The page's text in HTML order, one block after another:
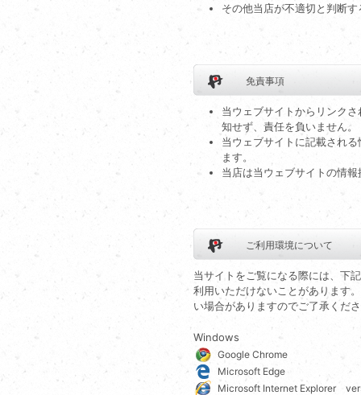
その他当店が不適切と判断
免責事項
当ウェブサイトからリンク
知せず、責任を負いません。
当ウェブサイトに記載され
ます。
当店は当ウェブサイトの情
ご利用環境について
当サイトをご覧になる際には、下
利用いただけないことがあります
い場合がありますのでご了承くだ
Windows
Google Chrome
Microsoft Edge
Microsoft Internet Explorer